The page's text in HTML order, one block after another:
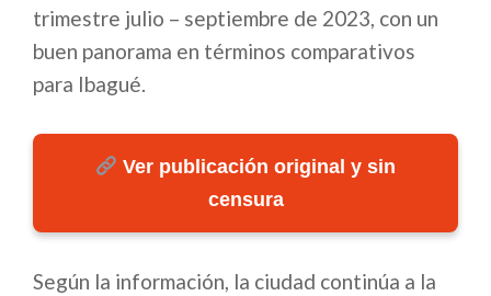
trimestre julio – septiembre de 2023, con un
buen panorama en términos comparativos
para Ibagué.
Ver publicación original y sin
censura
Según la información, la ciudad continúa a la